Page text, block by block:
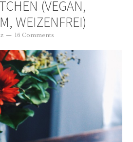
(VEGAN,
WEIZENFREI)
16 Comments